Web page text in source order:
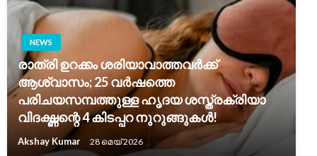
NEWS
രാത്രി ഉറക്കം ശരിയാവാത്തവർക്ക്
ആശ്വാസം; 25 വർഷത്തെ
പരിചയസമ്പത്തുള്ള ഹൃദയ ശസ്ത്രക്രിയാ
വിദഗ്ദ്ധന്റെ 4 കിടപ്പറ നുറുങ്ങുകൾ!
Akshay Kumar 28 മെയ്‌ 2026